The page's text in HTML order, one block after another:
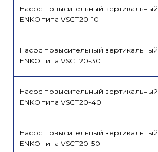
Насос повысительный вертикальный
ENKO типа VSCT20-10
Насос повысительный вертикальный
ENKO типа VSCT20-30
Насос повысительный вертикальный
ENKO типа VSCT20-40
Насос повысительный вертикальный
ENKO типа VSCT20-50